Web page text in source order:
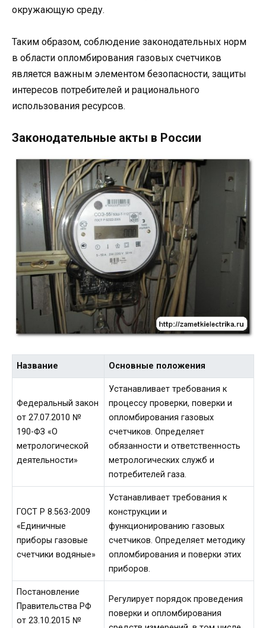
окружающую среду.
Таким образом, соблюдение законодательных норм
в области опломбирования газовых счетчиков
является важным элементом безопасности, защиты
интересов потребителей и рационального
использования ресурсов.
Законодательные акты в России
Название Основные положения
Федеральный закон
от 27.07.2010 №
190-ФЗ «О
метрологической
деятельности»
Устанавливает требования к
процессу проверки, поверки и
опломбирования газовых
счетчиков. Определяет
обязанности и ответственность
метрологических служб и
потребителей газа.
ГОСТ Р 8.563-2009
«Единичные
приборы газовые
счетчики водяные»
Устанавливает требования к
конструкции и
функционированию газовых
счетчиков. Определяет методику
опломбирования и поверки этих
приборов.
Постановление
Правительства РФ
от 23.10.2015 №
Регулирует порядок проведения
поверки и опломбирования